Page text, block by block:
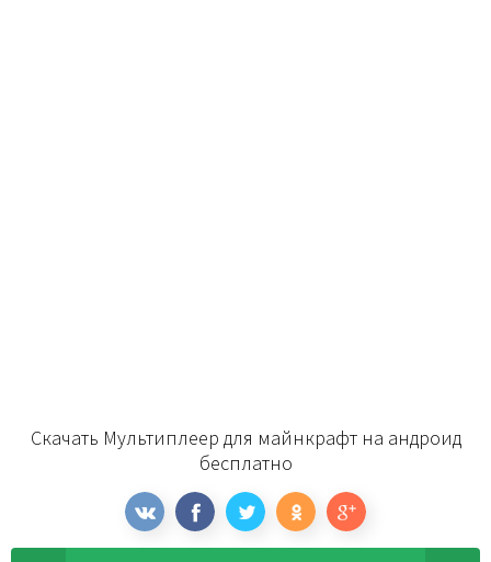
Скачать Мультиплеер для майнкрафт на андроид
бесплатно